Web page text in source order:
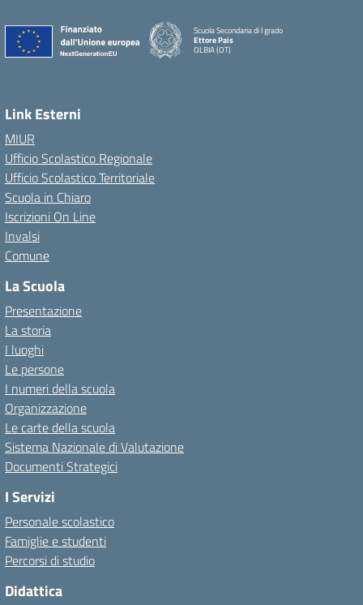
Scuola Secondaria di I grado
Ettore Pais
OLBIA (OT)
Link Esterni
MIUR
Ufficio Scolastico Regionale
Ufficio Scolastico Territoriale
Scuola in Chiaro
Iscrizioni On Line
Invalsi
Comune
La Scuola
Presentazione
La storia
I luoghi
Le persone
I numeri della scuola
Organizzazione
Le carte della scuola
Sistema Nazionale di Valutazione
Documenti Strategici
I Servizi
Personale scolastico
Famiglie e studenti
Percorsi di studio
Didattica